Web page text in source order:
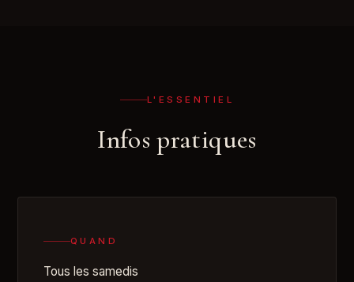
L'ESSENTIEL
Infos pratiques
QUAND
Tous les samedis